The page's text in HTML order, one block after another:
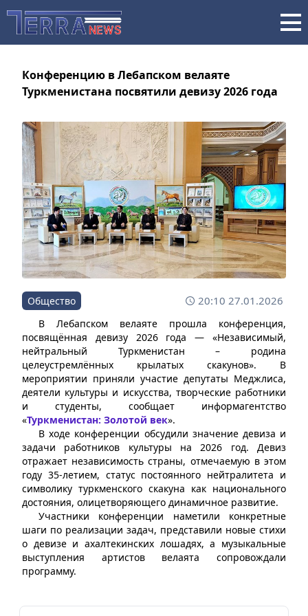
Конференцию в Лебапском велаяте
Туркменистана посвятили девизу 2026 года
Общество 20:10 27.01.2026
В Лебапском велаяте прошла конференция,
посвящённая девизу 2026 года — «Независимый,
нейтральный Туркменистан – родина
целеустремлённых крылатых скакунов». В
мероприятии приняли участие депутаты Меджлиса,
деятели культуры и искусства, творческие работники
и студенты, сообщает информагентство
«Туркменистан: Золотой век».
В ходе конференции обсудили значение девиза и
задачи работников культуры на 2026 год. Девиз
отражает независимость страны, отмечаемую в этом
году 35-летием, статус постоянного нейтралитета и
символику туркменского скакуна как национального
достояния, олицетворяющего динамичное развитие.
Участники конференции наметили конкретные
шаги по реализации задач, представили новые стихи
о девизе и ахалтекинских лошадях, а музыкальные
выступления артистов велаята сопровождали
программу.